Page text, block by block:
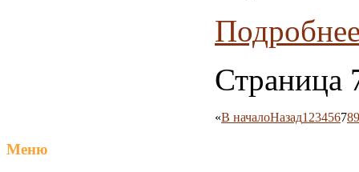
Страница
«В началоНазад1 23456789
Меню